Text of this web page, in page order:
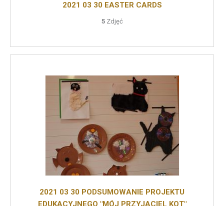
2021 03 30 EASTER CARDS
5Zdjęć
2021 03 30 PODSUMOWANIE PROJEKTU
EDUKACYJNEGO "MÓJ PRZYJACIEL KOT"